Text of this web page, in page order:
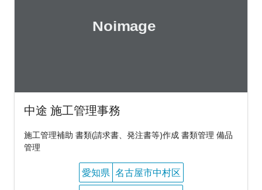
中途 施工管理事務
施工管理補助 書類(請求書、発注書等)作成 書類管理 備品
管理
愛知県 名古屋市中村区